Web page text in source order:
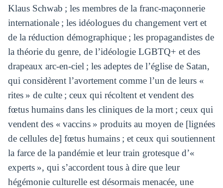
Klaus Schwab ; les membres de la franc-maçonnerie
internationale ; les idéologues du changement vert et
de la réduction démographique ; les propagandistes de
la théorie du genre, de l’idéologie LGBTQ+ et des
drapeaux arc-en-ciel ; les adeptes de l’église de Satan,
qui considèrent l’avortement comme l’un de leurs «
rites » de culte ; ceux qui récoltent et vendent des
fœtus humains dans les cliniques de la mort ; ceux qui
vendent des « vaccins » produits au moyen de [lignées
de cellules de] fœtus humains ; et ceux qui soutiennent
la farce de la pandémie et leur train grotesque d’«
experts », qui s’accordent tous à dire que leur
hégémonie culturelle est désormais menacée, une